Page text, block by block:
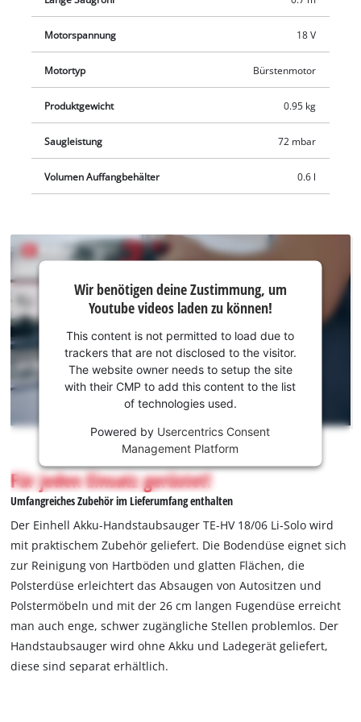
Softgripflächen angenehm und leicht in der Hand. Der
integrierte Schmutzfilter kann unter fließendem Wasser
gereinigt und weiterverwendet werden, nachdem er
vollständig getrocknet ist. Die Lieferung erfolgt ohne Akku und
Ladegerät, diese sind separat erhältlich, zum Beispiel als
praktisches Starterset.
Motorspannung 18 V
Motortyp Bürstenmotor
Produktgewicht 0.95 kg
Saugleistung 72 mbar
Volumen Auffangbehälter 0.6 l
Wir
benötigen
deine
Zustimmung,
um Youtube
laden zu
können!
content
permitted
to
to
trackers
that
are
to
the
Wir benötigen deine Zustimmung, um
Youtube videos laden zu können!
This content is not permitted to load due to
trackers that are not disclosed to the visitor.
The website owner needs to setup the site
with their CMP to add this content to the list
of technologies used.
Powered by Usercentrics Consent
Management Platform
Für jeden Einsatz gerüstet!
Umfangreiches Zubehör im Lieferumfang enthalten
Der Einhell Akku-Handstaubsauger TE-HV 18/06 Li-Solo wird
mit praktischem Zubehör geliefert. Die Bodendüse eignet sich
zur Reinigung von Hartböden und glatten Flächen, die
Polsterdüse erleichtert das Absaugen von Autositzen und
Polstermöbeln und mit der 26 cm langen Fugendüse erreicht
man auch enge, schwer zugängliche Stellen problemlos. Der
Handstaubsauger wird ohne Akku und Ladegerät geliefert,
diese sind separat erhältlich.